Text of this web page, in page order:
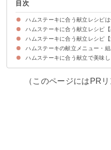
目次
ハムステーキに合う献立レシピは
ハムステーキに合う献立レシピ【
①マッシュポテト
②ブロッコリーの胡麻和え
③トマトとレタスのサラダ
④蓮根の梅しそサラダ
⑤きゅうりの浅漬け
⑥大根とツナ缶のサラダ
⑦グレープフルーツとアボカドの
⑧エビフライ
⑨もやしと春雨のサラダ
⑩揚げ出し豆腐
ハムステーキに合う献立レシピ【
①ベーコンと玉ねぎのコンソメ
②卵スープ
③豚汁
④コンソメで味付けをするシチ
⑤コーンスープ
⑥トマトと卵スープ
⑦ミネストローネ
⑧白菜のクラムチャウダー
⑨野菜の味噌ミルクスープ
⑩野菜スープ
ハムステーキの献立メニュー・組
献立メニュー例①ハムステーキ
献立メニュー例②ハムステーキ
献立メニュー例③忙しい日にハ
ハムステーキに合う献立で美味し
（このページにはPR